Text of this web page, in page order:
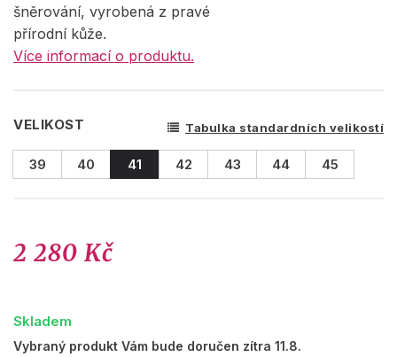
šněrování, vyrobená z pravé
přírodní kůže.
Více informací o produktu.
VELIKOST Tabulka standardních velikostí
39 40 41 42 43 44 45
2 280 Kč
Skladem
Vybraný produkt Vám bude doručen zítra 11.8.